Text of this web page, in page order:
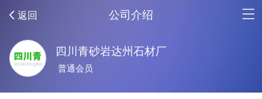
返回 公司介绍
四川青砂岩达州石材厂
普通会员